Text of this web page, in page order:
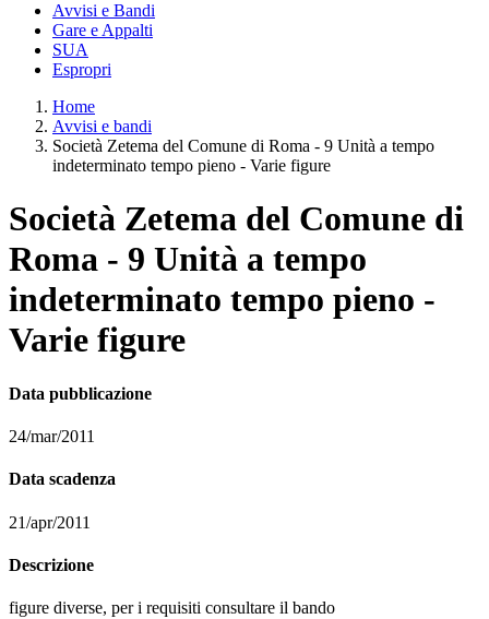
Avvisi e Bandi
Gare e Appalti
SUA
Espropri
Home
Avvisi e bandi
Società Zetema del Comune di Roma - 9 Unità a tempo
indeterminato tempo pieno - Varie figure
Società Zetema del Comune di
Roma - 9 Unità a tempo
indeterminato tempo pieno -
Varie figure
Data pubblicazione
24/mar/2011
Data scadenza
21/apr/2011
Descrizione
figure diverse, per i requisiti consultare il bando